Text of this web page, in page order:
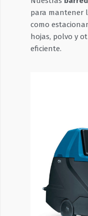
para mantener
como
hojas, polvo y
eficiente.